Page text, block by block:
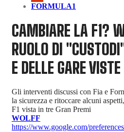
FORMULA1
CAMBIARE LA F1?
RUOLO DI
E DELLE GARE
Gli interventi discussi con Fia e
la sicurezza e ritoccare alcuni
F1 vista in tre Gran Premi
WOLFF
https://www.google.com/